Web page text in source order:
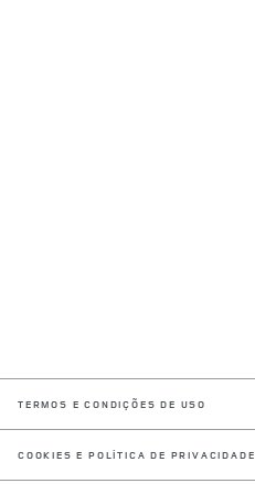
TERMOS E CONDIÇÕES DE USO
COOKIES E POLÍTICA DE PRIVACIDADE